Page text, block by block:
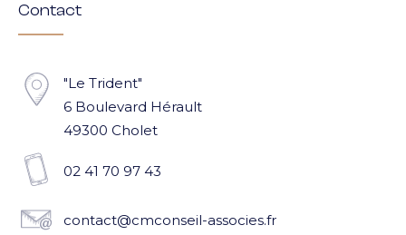
Contact
"Le Trident"
6 Boulevard Hérault
49300 Cholet
02 41 70 97 43
contact@cmconseil-associes.fr